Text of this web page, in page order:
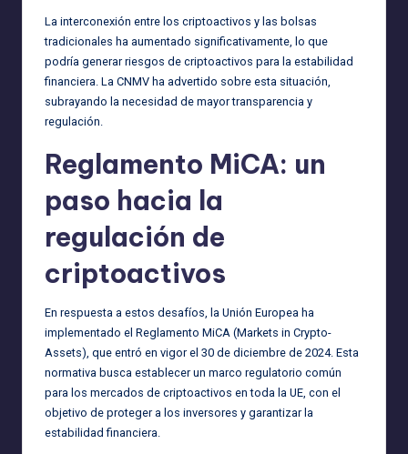
La interconexión entre los criptoactivos y las bolsas
tradicionales ha aumentado significativamente, lo que
podría generar riesgos de criptoactivos para la estabilidad
financiera. La CNMV ha advertido sobre esta situación,
subrayando la necesidad de mayor transparencia y
regulación.
Reglamento MiCA: un
paso hacia la
regulación de
criptoactivos
En respuesta a estos desafíos, la Unión Europea ha
implementado el Reglamento MiCA (Markets in Crypto-
Assets), que entró en vigor el 30 de diciembre de 2024. Esta
normativa busca establecer un marco regulatorio común
para los mercados de criptoactivos en toda la UE, con el
objetivo de proteger a los inversores y garantizar la
estabilidad financiera.